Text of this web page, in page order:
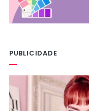
PUBLICIDADE